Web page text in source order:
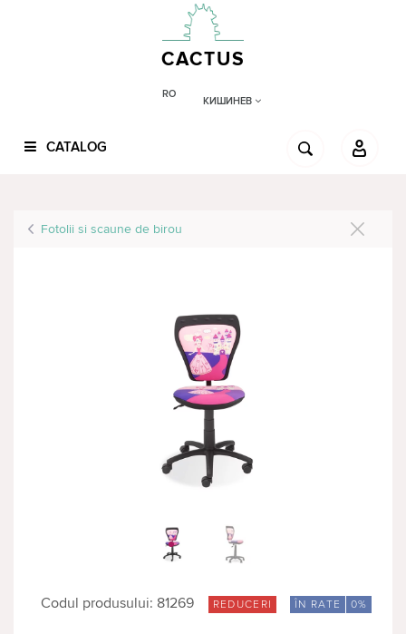
CACTUS
RO
КИШИНЕВ
CATALOG
Fotolii si scaune de birou
Codul produsului: 81269 REDUCERI ÎN RATE 0%